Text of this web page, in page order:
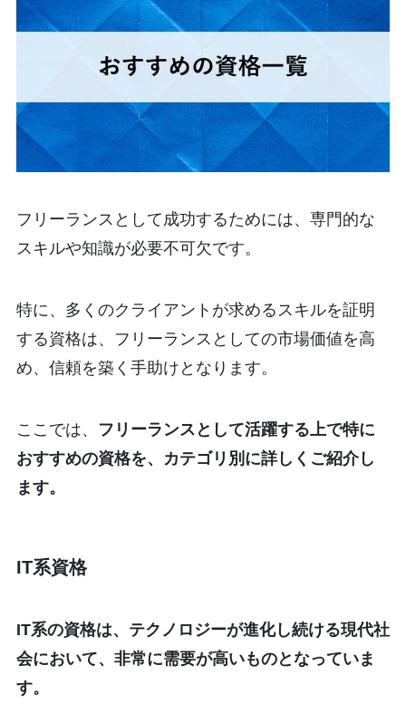
フリーランスとして成功するためには、専門的な
スキルや知識が必要不可欠です。
特に、多くのクライアントが求めるスキルを証明
する資格は、フリーランスとしての市場価値を高
め、信頼を築く手助けとなります。
ここでは、
フリーランスとして活躍する上で特に
おすすめの資格を、カテゴリ別に詳しくご紹介し
ます。
IT系資格
IT系の資格は、テクノロジーが進化し続ける現代社
会において、非常に需要が高いものとなっていま
す。